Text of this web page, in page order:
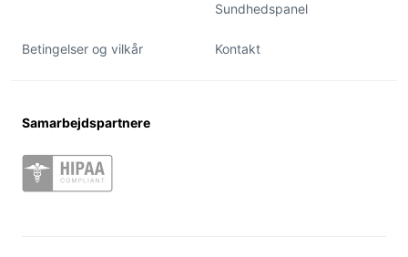
Sundhedspanel
Betingelser og vilkår Kontakt
Samarbejdspartnere